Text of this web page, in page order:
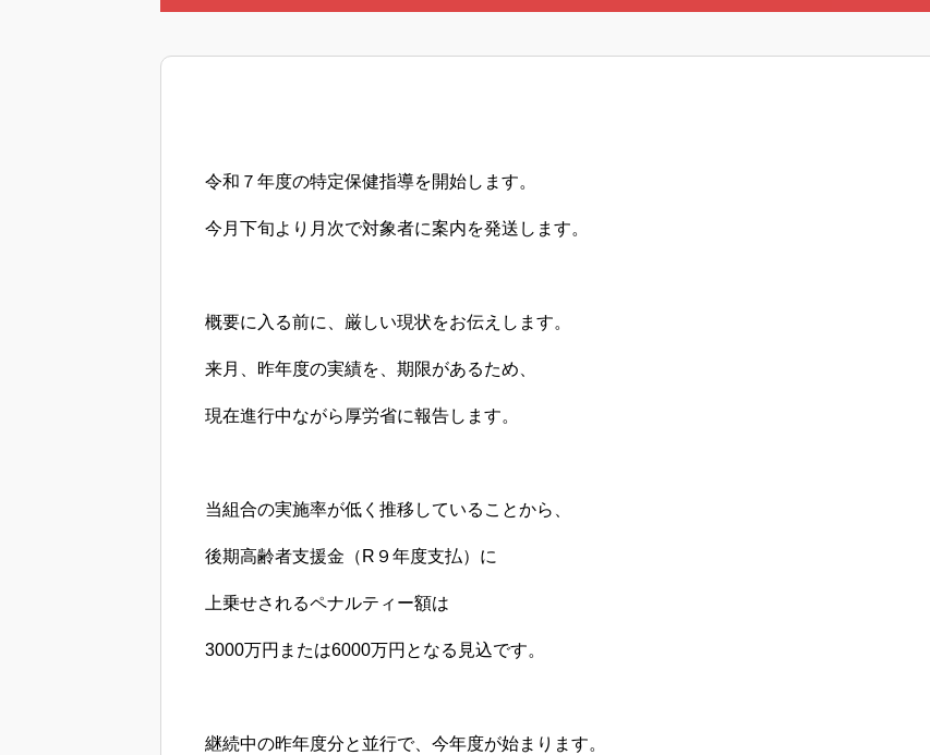
令和７年度の特定保健指導を開始します。
今月下旬より月次で対象者に案内を発送します。
概要に入る前に、厳しい現状をお伝えします。
来月、昨年度の実績を、期限があるため、
現在進行中ながら厚労省に報告します。
当組合の実施率が低く推移していることから、
後期高齢者支援金（R９年度支払）に
上乗せされるペナルティー額は
3000万円または6000万円となる見込です。
継続中の昨年度分と並行で、今年度が始まります。